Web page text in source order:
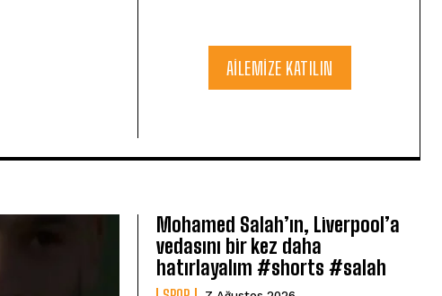
AILEMIZE KATILIN
Mohamed Salah’ın, Liverpool’a
vedasını bir kez daha
hatırlayalım #shorts #salah